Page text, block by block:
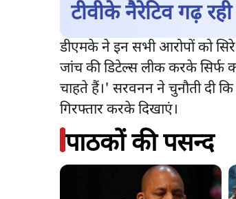
टीवीके नैरेटिव गढ़
डीएमके ने इन सभी आरोपों को सिरे
जांच की डिटेल्स लीक करके सिर्फ
चाहते हैं।' सरवनन ने चुनौती दी
गिरफ्तार करके दिखाएं।
पाठकों की पसन्द